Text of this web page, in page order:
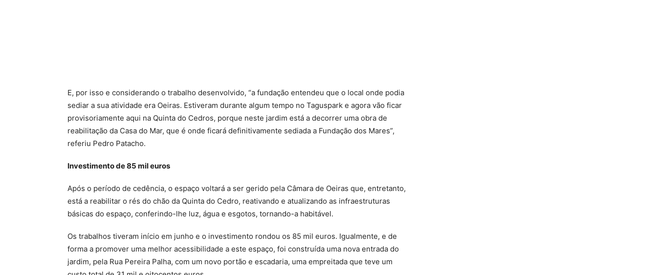
E, por isso e considerando o trabalho desenvolvido, “a fundação entendeu que o local onde podia
sediar a sua atividade era Oeiras. Estiveram durante algum tempo no Taguspark e agora vão ficar
provisoriamente aqui na Quinta do Cedros, porque neste jardim está a decorrer uma obra de
reabilitação da Casa do Mar, que é onde ficará definitivamente sediada a Fundação dos Mares”,
referiu Pedro Patacho.
Investimento de 85 mil euros
Após o período de cedência, o espaço voltará a ser gerido pela Câmara de Oeiras que, entretanto,
está a reabilitar o rés do chão da Quinta do Cedro, reativando e atualizando as infraestruturas
básicas do espaço, conferindo-lhe luz, água e esgotos, tornando-a habitável.
Os trabalhos tiveram início em junho e o investimento rondou os 85 mil euros. Igualmente, e de
forma a promover uma melhor acessibilidade a este espaço, foi construída uma nova entrada do
jardim, pela Rua Pereira Palha, com um novo portão e escadaria, uma empreitada que teve um